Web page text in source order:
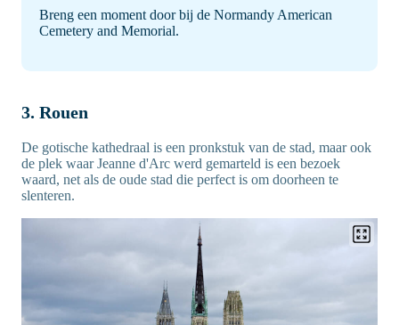
Breng een moment door bij de Normandy American
Cemetery and Memorial.
3. Rouen
De gotische kathedraal is een pronkstuk van de stad, maar ook
de plek waar Jeanne d'Arc werd gemarteld is een bezoek
waard, net als de oude stad die perfect is om doorheen te
slenteren.